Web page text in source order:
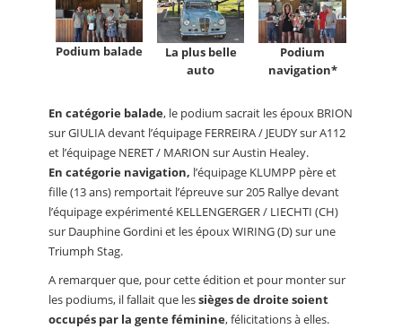
Podium balade
La plus belle
auto
Podium
navigation*
En catégorie balade, le podium sacrait les époux BRION
sur GIULIA devant l’équipage FERREIRA / JEUDY sur A112
et l’équipage NERET / MARION sur Austin Healey.
En catégorie navigation, l’équipage KLUMPP père et
fille (13 ans) remportait l’épreuve sur 205 Rallye devant
l’équipage expérimenté KELLENGERGER / LIECHTI (CH)
sur Dauphine Gordini et les époux WIRING (D) sur une
Triumph Stag.
A remarquer que, pour cette édition et pour monter sur
les podiums, il fallait que lessièges de droite soient
occupés par la gente féminine, félicitations à elles.